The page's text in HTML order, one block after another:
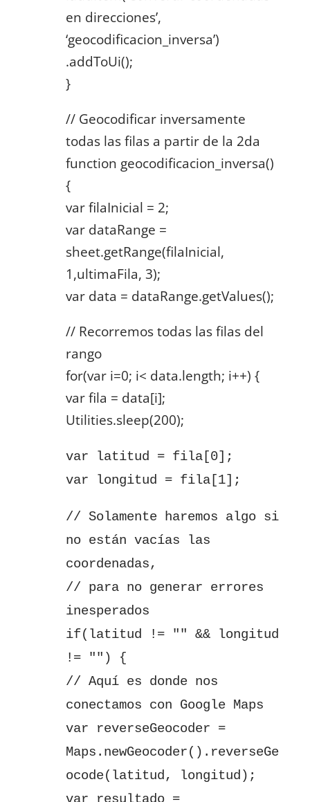
en direcciones’,
‘geocodificacion_inversa’)
.addToUi();
}
// Geocodificar inversamente
todas las filas a partir de la 2da
function geocodificacion_inversa()
{
var filaInicial = 2;
var dataRange =
sheet.getRange(filaInicial,
1,ultimaFila, 3);
var data = dataRange.getValues();
// Recorremos todas las filas del
rango
for(var i=0; i< data.length; i++) {
var fila = data[i];
Utilities.sleep(200);
var latitud = fila[0];
var longitud = fila[1];
// Solamente haremos algo si
no están vacías las
coordenadas,
// para no generar errores
inesperados
if(latitud != "" && longitud
!= "") {
// Aquí es donde nos
conectamos con Google Maps
var reverseGeocoder =
Maps.newGeocoder().reverseGe
ocode(latitud, longitud);
var resultado =